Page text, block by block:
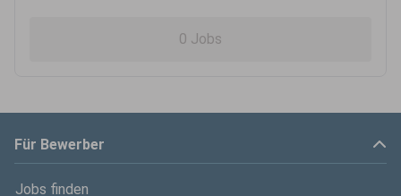
0 Jobs
Für Bewerber
Jobs finden